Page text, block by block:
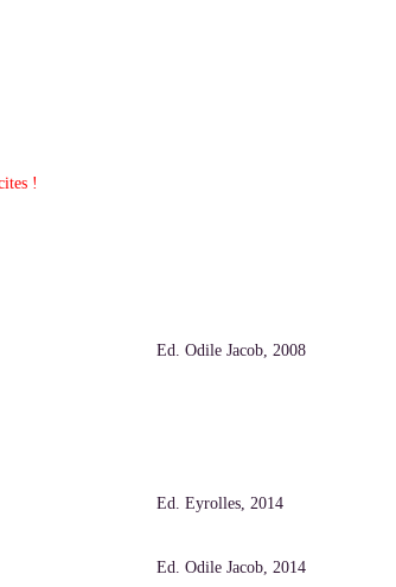
!
Ed. Odile Jacob, 2008
Ed. Eyrolles, 2014
Ed. Odile Jacob, 2014